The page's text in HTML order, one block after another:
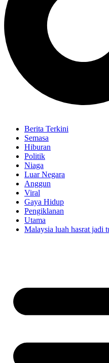
Berita Terkini
Semasa
Hiburan
Politik
Niaga
Luar Negara
Anggun
Viral
Gaya Hidup
Pengiklanan
Utama
Malaysia luah hasrat jadi